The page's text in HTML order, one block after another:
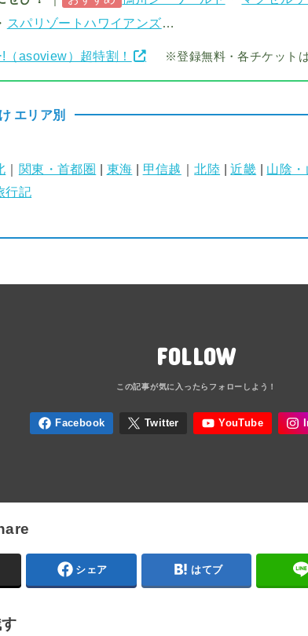
・ スパリゾートハワイアンズ…
（asoview）超特割！ ※登録無料・各チケット
エリア別
関東・首都圏 東海 甲信越 ｜北陸 |近畿 山陰
行記
FOLLOW
シェア はてブ